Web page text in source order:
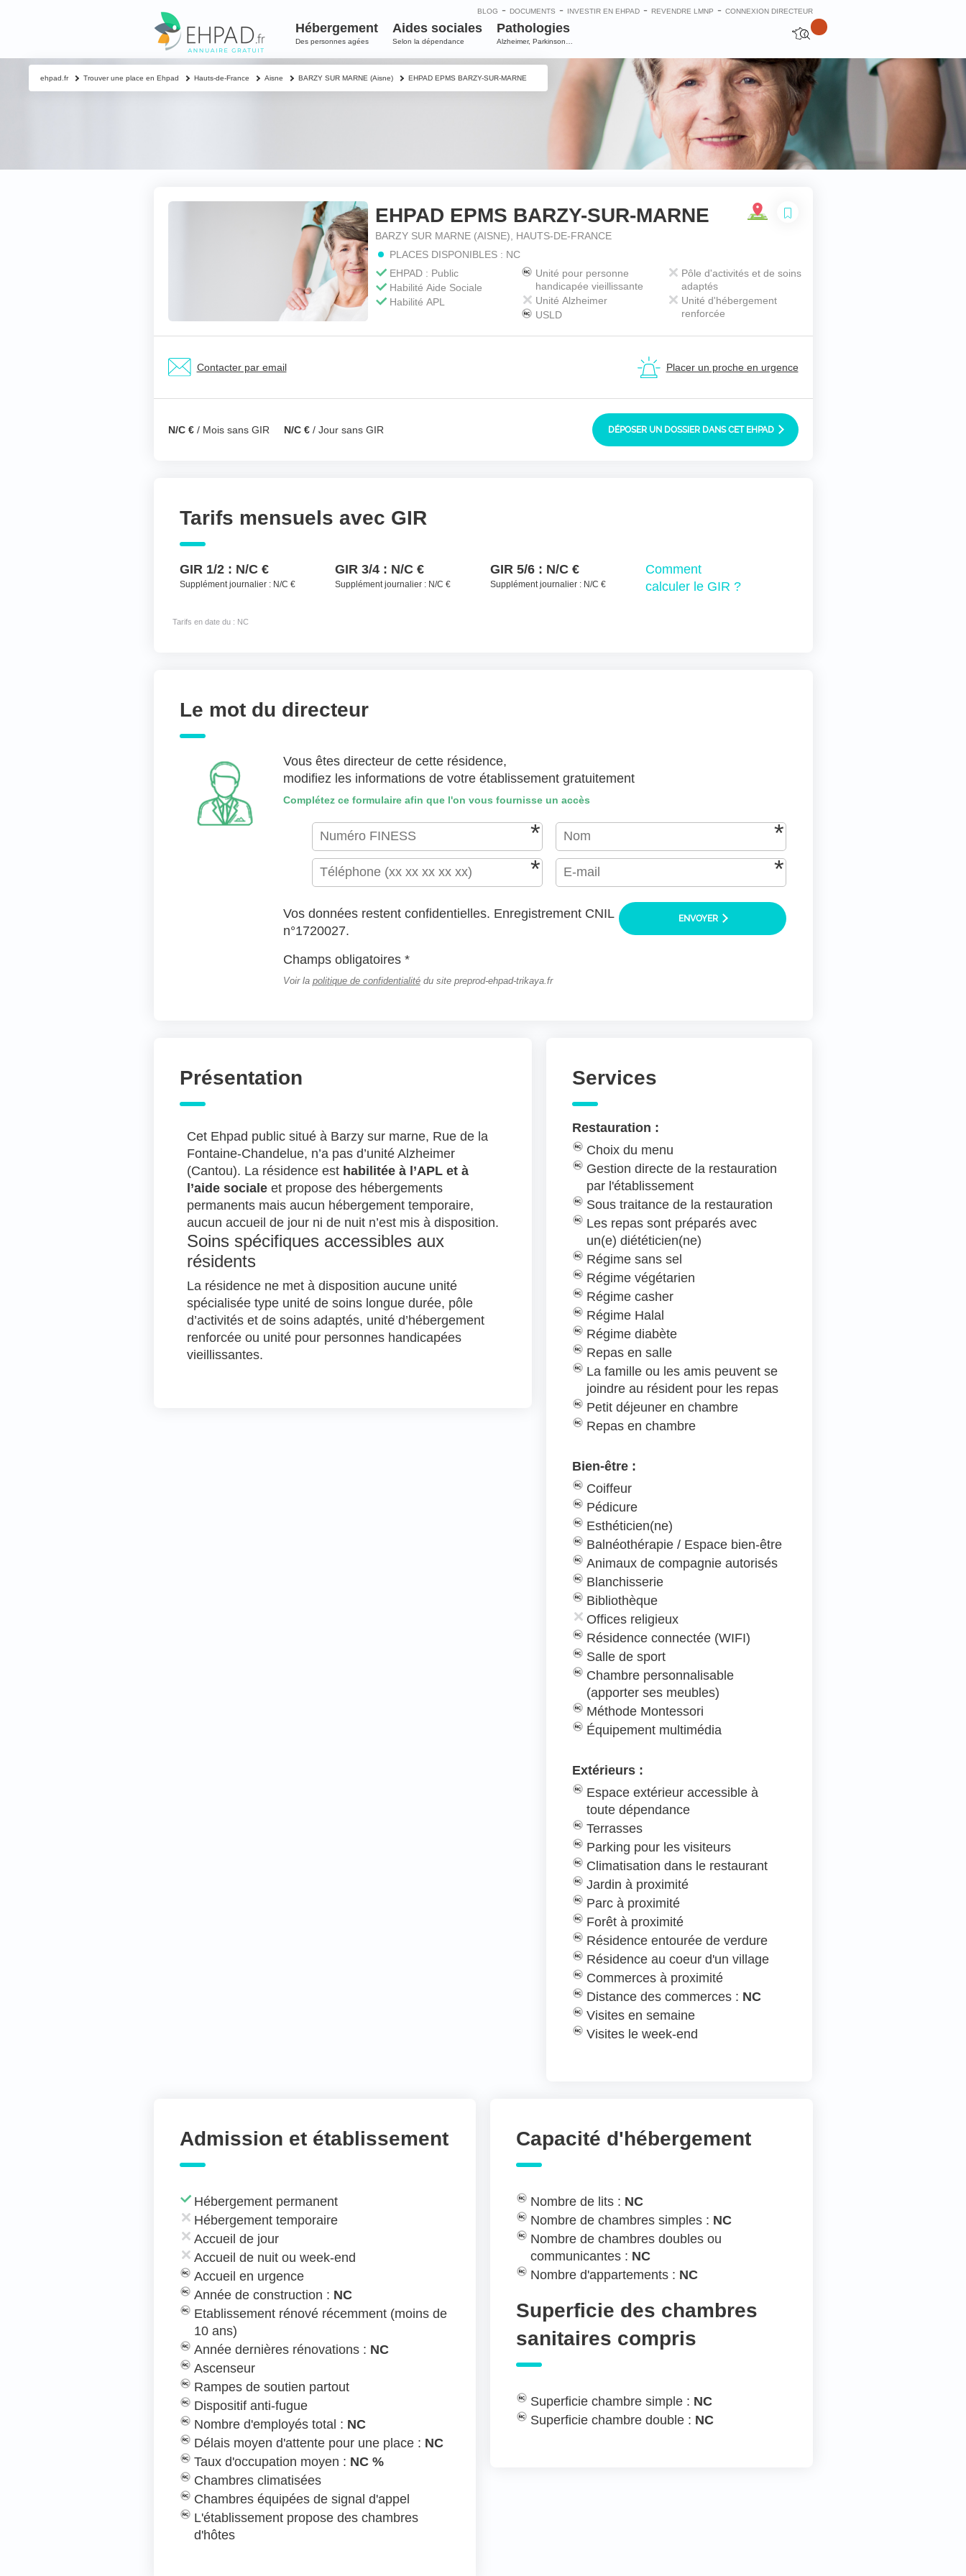
BLOG - DOCUMENTS - INVESTIR EN EHPAD- REVENDRE LMNP - CONNEXION DIRECTEUR
Hébergement
Des personnes agées
Aides sociales
Selon la dépendance
Pathologies
Alzheimer, Parkinson…
Fermer
Contacter un proche
Votre nom & prénom *
Nom & prénom du résident à contacter
J'accepte les CGU (https://www.preprod-ehpad-trikaya.fr/politique-de-confidentialite/)
ENVOYER
EHPAD EPMS BARZY-SUR-MARNE
BARZY SUR MARNE (AISNE), HAUTS-DE-FRANCE
PLACES DISPONIBLES : NC
EHPAD : Public
Habilité Aide Sociale
Habilité APL
Unité pour personne
handicapée vieillissante
Unité Alzheimer
USLD
Pôle d'activités et de soins
adaptés
Unité d'hébergement
renforcée
Contacter par email Placer un proche en urgence
N/C € / Mois sans GIR N/C € / Jour sans GIR DÉPOSER UN DOSSIER DANS CET EHPAD
Tarifs mensuels avec GIR
GIR 1/2 : N/C €
Supplément journalier : N/C €
GIR 3/4 : N/C €
Supplément journalier : N/C €
GIR 5/6 : N/C €
Supplément journalier : N/C €
Comment
calculer le GIR ?
Tarifs en date du : NC
Le mot du directeur
Vous êtes directeur de cette résidence,
modifiez les informations de votre établissement gratuitement
Complétez ce formulaire afin que l'on vous fournisse un accès
ENVOYER
Vos données restent confidentielles. Enregistrement CNIL
n°1720027.
Champs obligatoires *
Voir la politique de confidentialitédu site preprod-ehpad-trikaya.fr
Présentation
Cet Ehpad public situé à Barzy sur marne, Rue de la
Fontaine-Chandelue, n’a pas d’unité Alzheimer
(Cantou). La résidence est habilitée à l’APL et à
l’aide socialeet propose des hébergements
permanents mais aucun hébergement temporaire,
aucun accueil de jour ni de nuit n’est mis à disposition.
Soins spécifiques accessibles aux
résidents
La résidence ne met à disposition aucune unité
spécialisée type unité de soins longue durée, pôle
d’activités et de soins adaptés, unité d’hébergement
renforcée ou unité pour personnes handicapées
vieillissantes.
Services
Restauration :
Choix du menu
Gestion directe de la restauration
par l'établissement
Sous traitance de la restauration
Les repas sont préparés avec
un(e) diététicien(ne)
Régime sans sel
Régime végétarien
Régime casher
Régime Halal
Régime diabète
Repas en salle
La famille ou les amis peuvent se
joindre au résident pour les repas
Petit déjeuner en chambre
Repas en chambre
Bien-être :
Coiffeur
Pédicure
Esthéticien(ne)
Balnéothérapie / Espace bien-être
Animaux de compagnie autorisés
Blanchisserie
Bibliothèque
Offices religieux
Résidence connectée (WIFI)
Salle de sport
Chambre personnalisable
(apporter ses meubles)
Méthode Montessori
Équipement multimédia
Extérieurs :
Espace extérieur accessible à
toute dépendance
Terrasses
Parking pour les visiteurs
Climatisation dans le restaurant
Jardin à proximité
Parc à proximité
Forêt à proximité
Résidence entourée de verdure
Résidence au coeur d'un village
Commerces à proximité
Distance des commerces : NC
Visites en semaine
Visites le week-end
Admission et établissement
Hébergement permanent
Hébergement temporaire
Accueil de jour
Accueil de nuit ou week-end
Accueil en urgence
Année de construction : NC
Etablissement rénové récemment (moins de
10 ans)
Année dernières rénovations : NC
Ascenseur
Rampes de soutien partout
Dispositif anti-fugue
Nombre d'employés total : NC
Délais moyen d'attente pour une place : NC
Taux d'occupation moyen : NC %
Chambres climatisées
Chambres équipées de signal d'appel
L'établissement propose des chambres
d'hôtes
Capacité d'hébergement
Nombre de lits : NC
Nombre de chambres simples : NC
Nombre de chambres doubles ou
communicantes : NC
Nombre d'appartements : NC
Superficie des chambres
sanitaires compris
Superficie chambre simple : NC
Superficie chambre double : NC
ehpad.fr Trouver une place en Ehpad Hauts-de-France Aisne BARZY SUR MARNE (Aisne) EHPAD EPMS BARZY-SUR-MARNE